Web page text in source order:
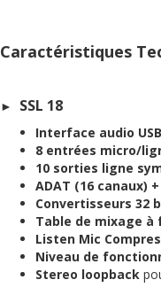
Caractéristiques
► SSL 18
Interface audio
8 entrées micro/
10 sorties ligne
ADAT (16 canaux)
Convertisseurs 32
Table de mixage à
Listen Mic
Niveau de
Stereo loopback